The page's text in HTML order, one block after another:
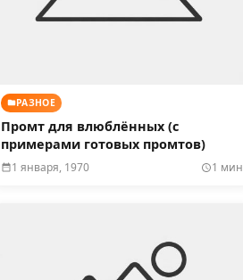
РАЗНОЕ
Промт для влюблённых (с
примерами готовых промтов)
1 января, 1970 1 мин